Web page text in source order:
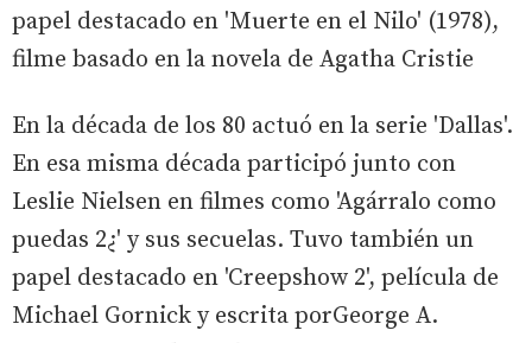
papel destacado en 'Muerte en el Nilo' (1978),
filme basado en la novela de Agatha Cristie
En la década de los 80 actuó en la serie 'Dallas'.
En esa misma década participó junto con
Leslie Nielsen en filmes como 'Agárralo como
puedas 2¿' y sus secuelas. Tuvo también un
papel destacado en 'Creepshow 2', película de
Michael Gornick y escrita porGeorge A.